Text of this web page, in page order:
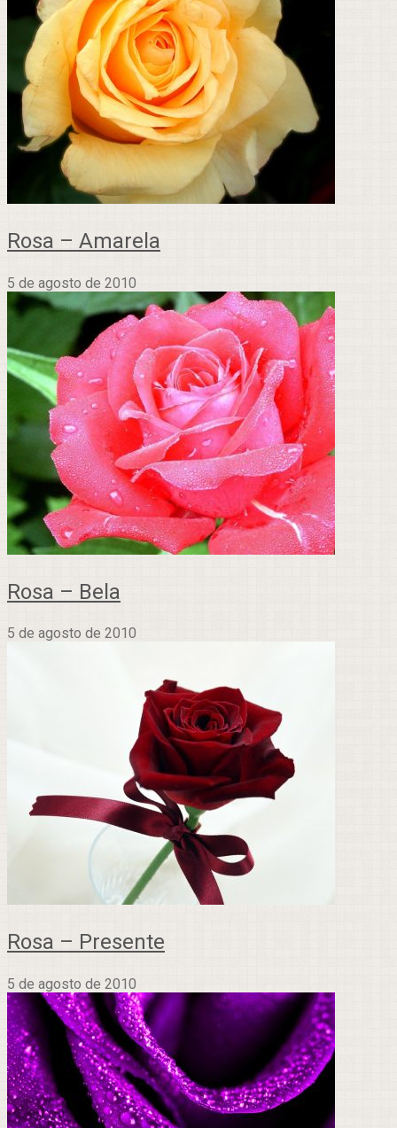
Rosa – Amarela
5 de agosto de 2010
Rosa – Bela
5 de agosto de 2010
Rosa – Presente
5 de agosto de 2010